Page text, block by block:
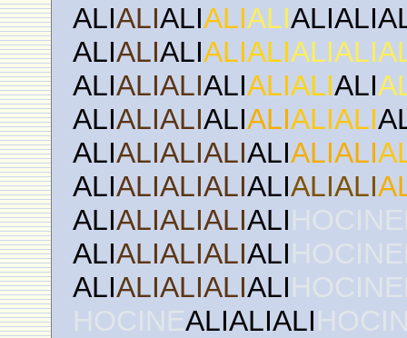
ALIALIALIALIALI
ALIALIALIALIALI
ALIALIALIALIALIALIALI
ALIALIALIALIALIALIALI
ALIALIALIALIALIALIALI
ALIALIALIALIALIALIALI
ALIALIALIALIALI
ALIALIALIALIALI
ALIALIALIALIALI
HOCINEALIALIALI